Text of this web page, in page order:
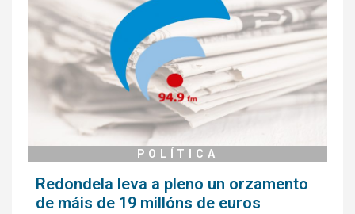
POLÍTICA
Redondela leva a pleno un orzamento
de máis de 19 millóns de euros